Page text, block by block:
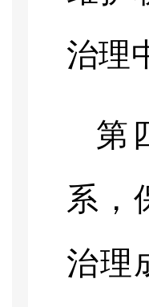
治理
第
系，
治理